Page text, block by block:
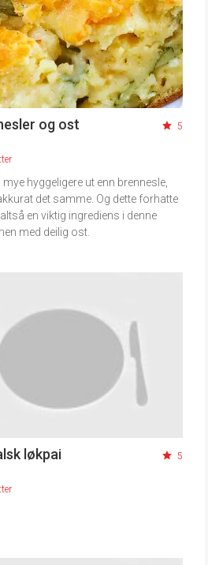
og ost 5
mye hyggeligere ut enn brennesle,
det samme. Og dette forhatte
en viktig ingrediens i denne
med deilig ost.
løkpai 5